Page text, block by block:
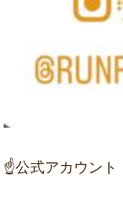
☝公式アカウント